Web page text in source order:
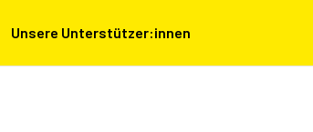
Unsere Unterstützer:innen